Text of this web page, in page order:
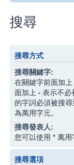
搜尋
搜尋方式
搜尋關鍵字:
在關鍵字前面加上
面加上 - 表示不必
的字詞必須被搜
為萬用字元。
搜尋發表人:
您可以使用 * 萬用
搜尋選項